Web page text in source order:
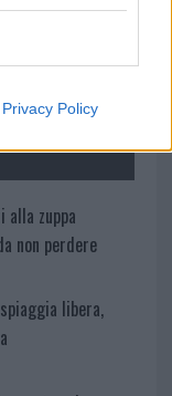
Privacy Policy
alla zuppa
non perdere
libera,